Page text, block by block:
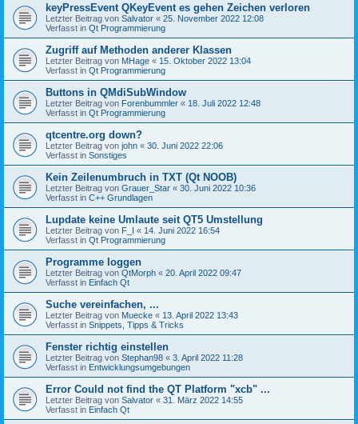
keyPressEvent QKeyEvent es gehen Zeichen verloren
Letzter Beitrag von Salvator « 25. November 2022 12:08
Verfasst in Qt Programmierung
Zugriff auf Methoden anderer Klassen
Letzter Beitrag von MHage « 15. Oktober 2022 13:04
Verfasst in Qt Programmierung
Buttons in QMdiSubWindow
Letzter Beitrag von Forenbummler « 18. Juli 2022 12:48
Verfasst in Qt Programmierung
qtcentre.org down?
Letzter Beitrag von john « 30. Juni 2022 22:06
Verfasst in Sonstiges
Kein Zeilenumbruch in TXT (Qt NOOB)
Letzter Beitrag von Grauer_Star « 30. Juni 2022 10:36
Verfasst in C++ Grundlagen
Lupdate keine Umlaute seit QT5 Umstellung
Letzter Beitrag von F_I « 14. Juni 2022 16:54
Verfasst in Qt Programmierung
Programme loggen
Letzter Beitrag von QtMorph « 20. April 2022 09:47
Verfasst in Einfach Qt
Suche vereinfachen, ...
Letzter Beitrag von Muecke « 13. April 2022 13:43
Verfasst in Snippets, Tipps & Tricks
Fenster richtig einstellen
Letzter Beitrag von Stephan98 « 3. April 2022 11:28
Verfasst in Entwicklungsumgebungen
Error Could not find the QT Platform "xcb" ...
Letzter Beitrag von Salvator « 31. März 2022 14:55
Verfasst in Einfach Qt